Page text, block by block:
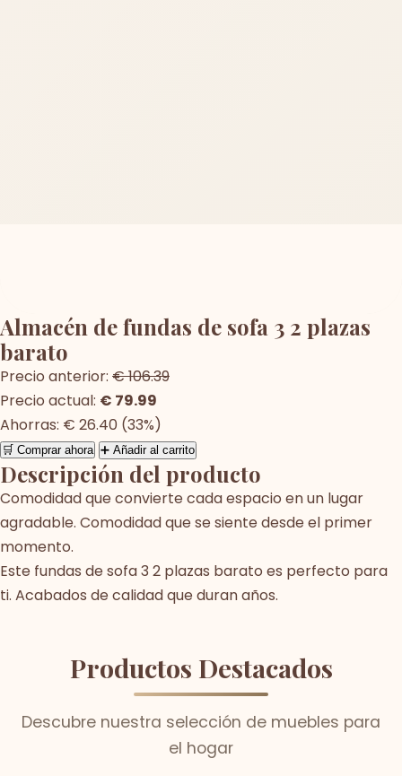
Almacén de fundas de sofa 3 2 plazas
barato
Precio anterior: € 106.39
Precio actual: € 79.99
Ahorras: € 26.40 (33%)
🛒 Comprar ahora ➕ Añadir al carrito
Descripción del producto
Comodidad que convierte cada espacio en un lugar
agradable. Comodidad que se siente desde el primer
momento.
Este fundas de sofa 3 2 plazas barato es perfecto para
ti. Acabados de calidad que duran años.
Productos Destacados
Descubre nuestra selección de muebles para
el hogar